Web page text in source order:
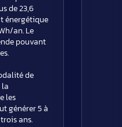
de 23,6
énergétique
an. Le
pouvant
de
les
générer 5 à
ans.